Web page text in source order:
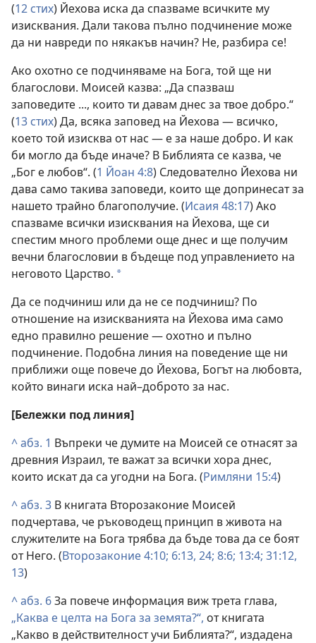
(12 стих) Йехова иска да спазваме всичките му
изисквания. Дали такова пълно подчинение може
да ни навреди по някакъв начин? Не, разбира се!
Ако охотно се подчиняваме на Бога, той ще ни
благослови. Моисей казва: „Да спазваш
заповедите ..., които ти давам днес за твое добро.“
(13 стих) Да, всяка заповед на Йехова — всичко,
което той изисква от нас — е за наше добро. И как
би могло да бъде иначе? В Библията се казва, че
„Бог е любов“. (1 Йоан 4:8) Следователно Йехова ни
дава само такива заповеди, които ще допринесат за
нашето трайно благополучие. (Исаия 48:17) Ако
спазваме всички изисквания на Йехова, ще си
спестим много проблеми още днес и ще получим
вечни благословии в бъдеще под управлението на
неговото Царство. *
Да се подчиниш или да не се подчиниш? По
отношение на изискванията на Йехова има само
едно правилно решение — охотно и пълно
подчинение. Подобна линия на поведение ще ни
приближи още повече до Йехова, Богът на любовта,
който винаги иска най–доброто за нас.
[Бележки под линия]
^абз. 1 Въпреки че думите на Моисей се отнасят за
древния Израил, те важат за всички хора днес,
които искат да са угодни на Бога. (Римляни 15:4)
^абз. 3 В книгата Второзаконие Моисей
подчертава, че ръководещ принцип в живота на
служителите на Бога трябва да бъде това да се боят
от Него. (Второзаконие 4:10; 6:13, 24; 8:6; 13:4; 31:12,
13)
^абз. 6За повече информация виж трета глава,
„Каква е целта на Бога за земята?“, от книгата
„Какво в действителност учи Библията?“, издадена